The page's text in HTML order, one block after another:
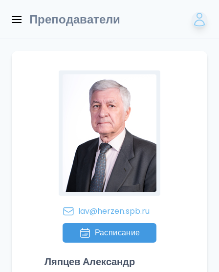
Преподаватели
lav@herzen.spb.ru
Расписание
Ляпцев Александр